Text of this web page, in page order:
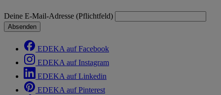
Deine E-Mail-Adresse (Pflichtfeld)
Absenden
EDEKA auf Facebook
EDEKA auf Instagram
EDEKA auf Linkedin
EDEKA auf Pinterest